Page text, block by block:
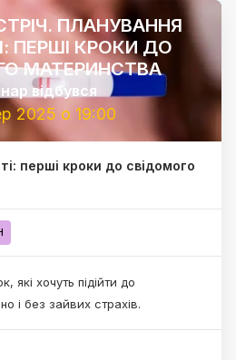
ПЛАНУВАННЯ
ПЕРШІ КРОКИ ДО
МАТЕРИНСТВА
відбувся
2025 о 19:00
перші кроки до свідомого
які хочуть підійти до
і без зайвих страхів.